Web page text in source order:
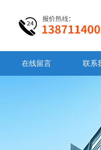
在线留言 联系